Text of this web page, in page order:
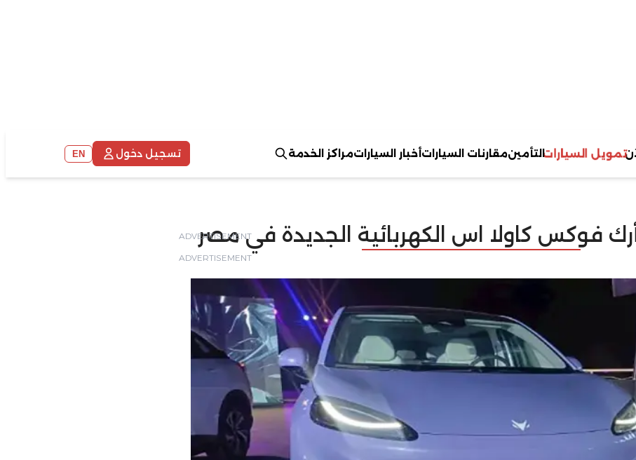
تمويل السياراتالتأمينمقارنات السياراتأخبار السياراتمراكز الخدمة تسجيل دخول EN
أرك فوكس كاولا اس الكهربائية الجديدة في مصر
ADVERTISEMENT
ADVERTISEMENT